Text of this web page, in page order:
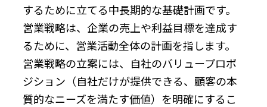
するために立てる中長期的な基礎計画です。
営業戦略は、企業の売上や利益目標を達成す
るために、営業活動全体の計画を指します。
営業戦略の立案には、自社のバリュープロポ
ジション（自社だけが提供できる、顧客の本
質的なニーズを満たす価値）を明確にするこ